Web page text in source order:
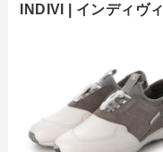
INDIVI | インディヴィ